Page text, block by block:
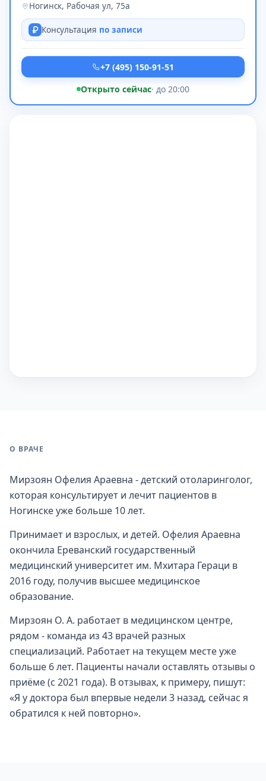
Ногинск, Рабочая ул, 75а
Консультация по записи
+7 (495) 150-91-51
Открыто сейчас· до 20:00
О ВРАЧЕ
Мирзоян Офелия Араевна - детский отоларинголог,
которая консультирует и лечит пациентов в
Ногинске уже больше 10 лет.
Принимает и взрослых, и детей. Офелия Араевна
окончила Ереванский государственный
медицинский университет им. Мхитара Гераци в
2016 году, получив высшее медицинское
образование.
Мирзоян О. А. работает в медицинском центре,
рядом - команда из 43 врачей разных
специализаций. Работает на текущем месте уже
больше 6 лет. Пациенты начали оставлять отзывы о
приёме (с 2021 года). В отзывах, к примеру, пишут:
«Я у доктора был впервые недели 3 назад, сейчас я
обратился к ней повторно».